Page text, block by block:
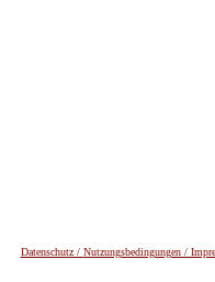
Datenschutz / Nutzungsbedingungen /